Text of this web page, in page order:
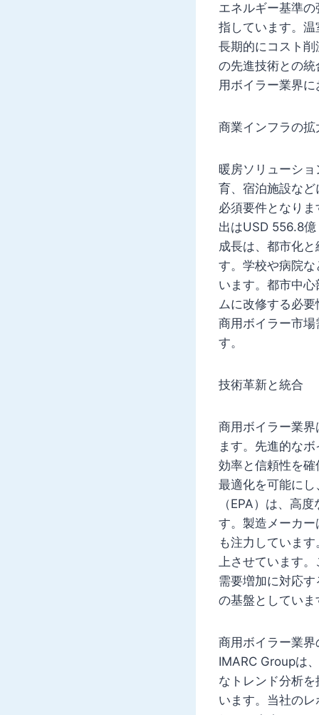
エネルギー基準
指しています。
長期的にコスト
の先進技術との
用ボイラー業界
商業インフラの拡
暖房ソリューシ
育、宿泊施設な
必須要件となり
出はUSD 556.8
成長は、都市化
す。学校や病院
います。都市中
ムに改修する必
商用ボイラー市
す。
技術革新と統合
商用ボイラー業
ます。先進的な
効率と信頼性を
最適化を可能に
（EPA）は、高
す。製造メーカ
も注力していま
上させています
需要増加に対応
の基盤としていま
商用ボイラー業
IMARC Groupは
なトレンド分析
います。当社の